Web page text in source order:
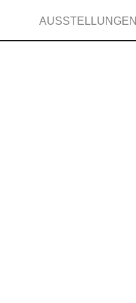
AUSSTELLUNGEN